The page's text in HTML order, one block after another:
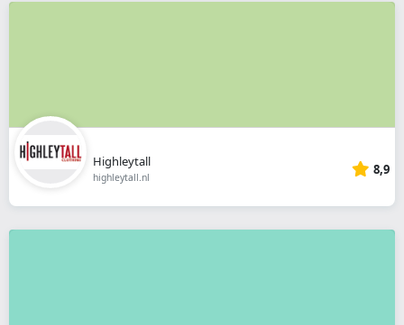
Highleytall
highleytall.nl 8,9